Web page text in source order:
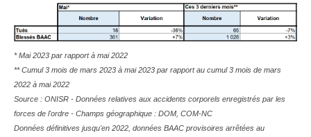
* Mai 2023 par rapport à mai 2022
** Cumul 3 mois de mars 2023 à mai 2023 par rapport au cumul 3 mois de mars
2022 à mai 2022
Source : ONISR - Données relatives aux accidents corporels enregistrés par les
forces de l'ordre - Champs géographique : DOM, COM-NC
Données définitives jusqu'en 2022, données BAAC provisoires arrêtées au